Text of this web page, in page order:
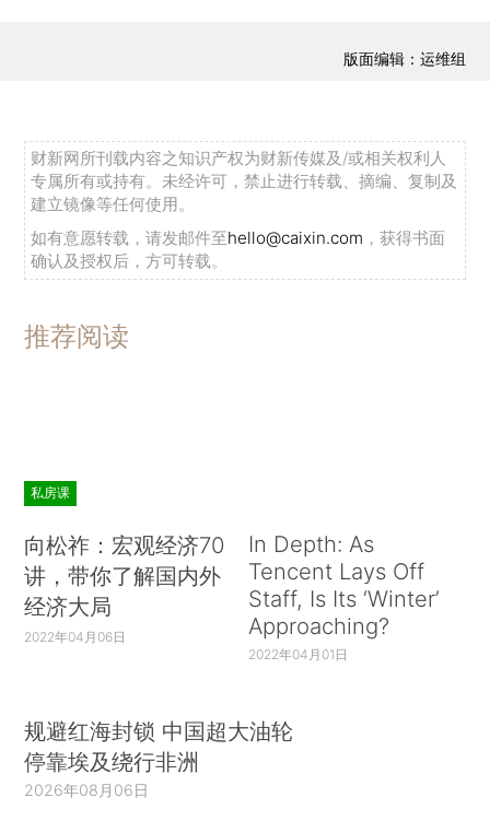
版面编辑：运维组
财新网所刊载内容之知识产权为财新传媒及/或相关权利人
专属所有或持有。未经许可，禁止进行转载、摘编、复制及
建立镜像等任何使用。
如有意愿转载，请发邮件至hello@caixin.com ，获得书面
确认及授权后，方可转载。
推荐阅读
私房课
向松祚：宏观经济70
讲，带你了解国内外
经济大局
2022年04月06日
In Depth: As
Tencent Lays Off
Staff, Is Its ‘Winter’
Approaching?
2022年04月01日
规避红海封锁 中国超大油轮
停靠埃及绕行非洲
2026年08月06日